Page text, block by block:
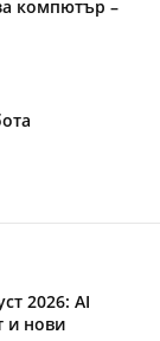
компютър –
2026: AI
и нови